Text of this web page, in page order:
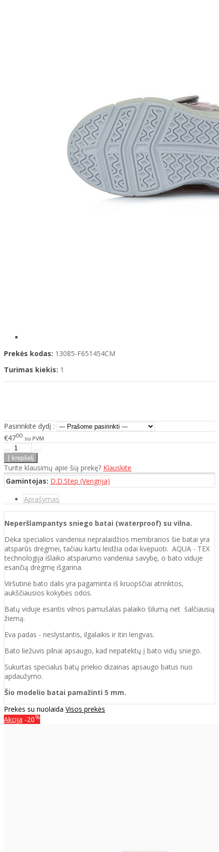
Prekės kodas: 13085-F651454CM
Turimas kiekis: 1
Pasirinkite dydį :
€4700 su PVM
Turite klausimų apie šią prekę? Klauskite
Gamintojas: D.D.Step (Vengrija)
Aprašymas
Neperšlampantys sniego batai (waterproof) su vilna.
Dėka specialios vandeniui nepralaidžios membranos šie batai yra
atsparūs drėgmei, tačiau kartu leidžia odai kvėpuoti. AQUA - TEX
technologija išlaiko atsparumo vandeniui savybę, o bato viduje
esančią drėgmę išgarina.
Viršutinė bato dalis yra pagaminta iš kruopščiai atrinktos,
aukščiausios kokybės odos.
Batų viduje esantis vilnos pamušalas palaiko šilumą net šalčiausią
žiemą.
Eva padas - neslystantis, ilgalaikis ir itin lengvas.
Bato liežuvis pilnai apsaugo, kad nepatektų į bato vidų sniego.
Sukurtas specialus batų priekio dizainas apsaugo batus nuo
apdaužymo.
Šio modelio batai pamažinti 5 mm.
Prekės su nuolaida Visos prekės
Akcija -20%